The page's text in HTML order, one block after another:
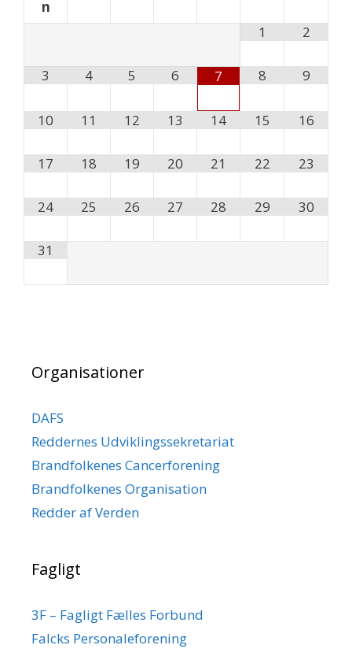
n
1 2
3 4 5 6 7 8 9
10 11 12 13 14 15 16
17 18 19 20 21 22 23
24 25 26 27 28 29 30
31
Organisationer
DAFS
Reddernes Udviklingssekretariat
Brandfolkenes Cancerforening
Brandfolkenes Organisation
Redder af Verden
Fagligt
3F – Fagligt Fælles Forbund
Falcks Personaleforening